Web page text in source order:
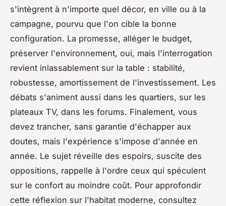
s'intègrent à n'importe quel décor, en ville ou à la
campagne, pourvu que l'on cible la bonne
configuration. La promesse, alléger le budget,
préserver l'environnement, oui, mais l'interrogation
revient inlassablement sur la table : stabilité,
robustesse, amortissement de l'investissement. Les
débats s'animent aussi dans les quartiers, sur les
plateaux TV, dans les forums. Finalement, vous
devez trancher, sans garantie d'échapper aux
doutes, mais l'expérience s'impose d'année en
année. Le sujet réveille des espoirs, suscite des
oppositions, rappelle à l'ordre ceux qui spéculent
sur le confort au moindre coût. Pour approfondir
cette réflexion sur l'habitat moderne, consultez